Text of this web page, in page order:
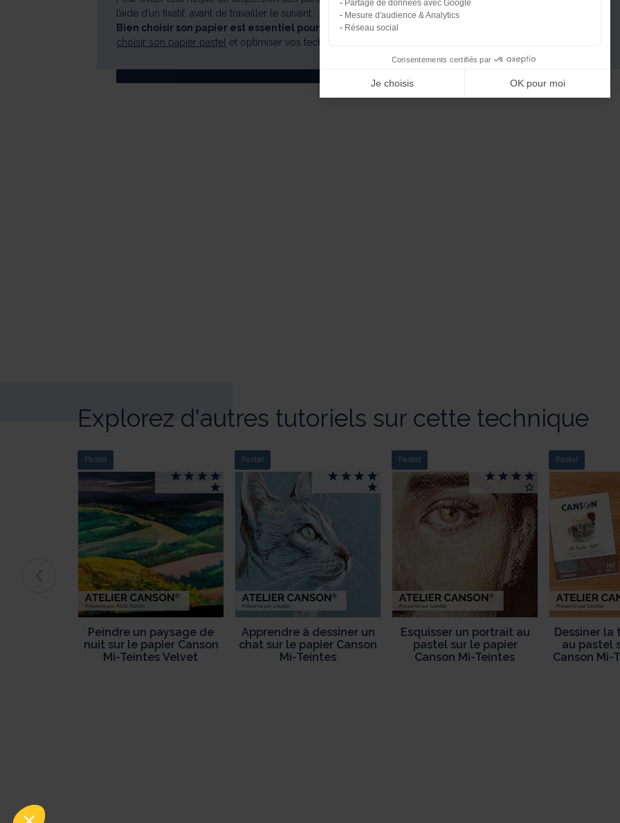
l’aide d’un fixatif, avant de travailler le suivant.
Bien choisir son papier est essentiel pour obtenir un rendu optimal au pastel.
choisir son papier pastel et optimiser vos techniques de dessin.
Explorez d'autres tutoriels sur cette technique
Pastel
Peindre un paysage de
nuit sur le papier Canson
Mi-Teintes Velvet
Pastel
Apprendre à dessiner un
chat sur le papier Canson
Mi-Teintes
Pastel
Esquisser un portrait au
pastel sur le papier
Canson Mi-Teintes
Pastel
Dessiner la
au pastel
Canson Mi-
Partage de données avec Google
Mesure d'audience & Analytics
Réseau social
Consentements certifiés par
Je choisis OK pour moi